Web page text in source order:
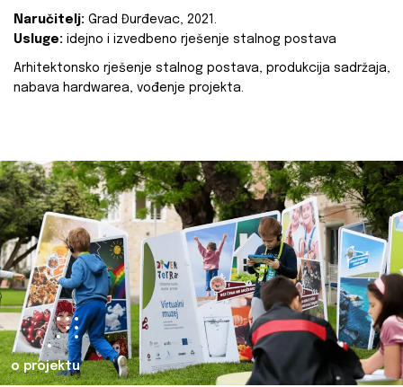
Naručitelj: Grad Đurđevac, 2021.
Usluge: idejno i izvedbeno rješenje stalnog postava
Arhitektonsko rješenje stalnog postava, produkcija sadržaja,
nabava hardwarea, vođenje projekta.
o projektu